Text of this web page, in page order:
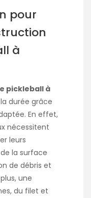
pour
à
pickleball à
durée grâce
En effet,
nécessitent
leurs
la surface
de débris et
une
du filet et